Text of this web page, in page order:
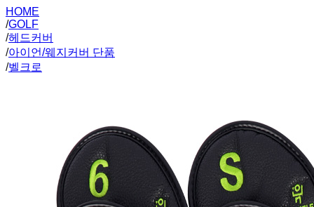
HOME
/GOLF
/헤드커버
/아이언/웨지커버 단품
/벨크로